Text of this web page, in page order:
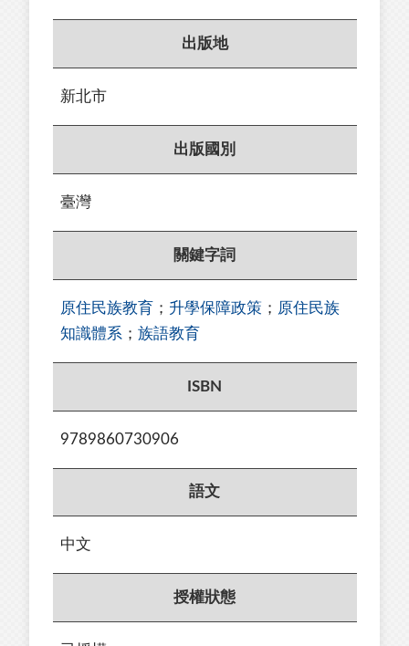
出版地
新北市
出版國別
臺灣
關鍵字詞
原住民族教育 ； 升學保障政策 ； 原住民族
知識體系 ； 族語教育
ISBN
9789860730906
語文
中文
授權狀態